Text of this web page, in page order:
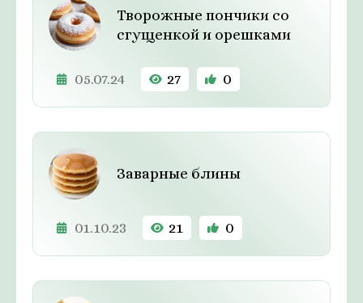
Творожные пончики со
сгущенкой и орешками
05.07.24 27 0
Заварные блины
01.10.23 21 0